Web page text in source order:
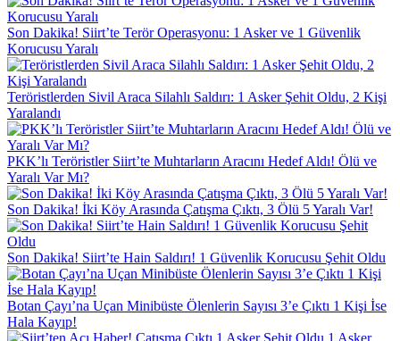
Son Dakika! Siirt’te Terör Operasyonu: 1 Asker ve 1 Güvenlik
Korucusu Yaralı
Teröristlerden Sivil Araca Silahlı Saldırı: 1 Asker Şehit Oldu, 2 Kişi
Yaralandı
PKK’lı Teröristler Siirt’te Muhtarların Aracını Hedef Aldı! Ölü ve
Yaralı Var Mı?
Son Dakika! İki Köy Arasında Çatışma Çıktı, 3 Ölü 5 Yaralı Var!
Son Dakika! Siirt’te Hain Saldırı! 1 Güvenlik Korucusu Şehit Oldu
Botan Çayı’na Uçan Minibüste Ölenlerin Sayısı 3’e Çıktı 1 Kişi İse
Hala Kayıp!